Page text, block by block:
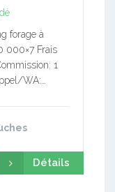
forage à
000×7 Frais
1
WA:…
Détails